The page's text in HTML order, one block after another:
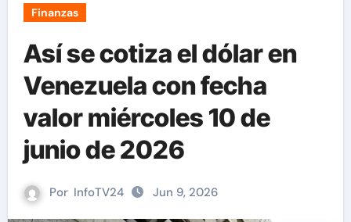
Finanzas
Así se cotiza el dólar en
Venezuela con fecha
valor miércoles 10 de
junio de 2026
Por InfoTV24 Jun 9, 2026